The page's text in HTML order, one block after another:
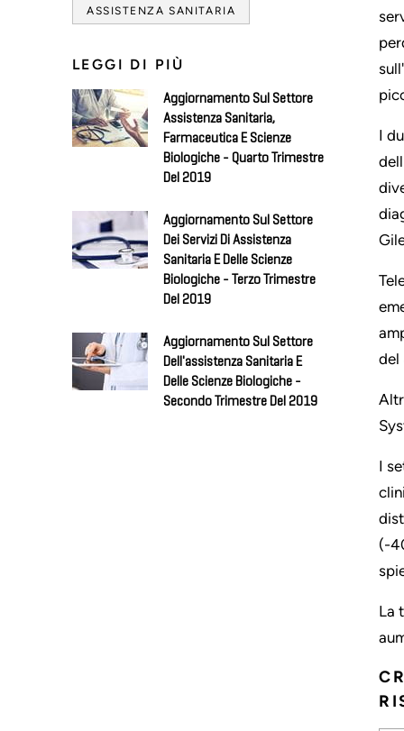
ASSISTENZA SANITARIA
LEGGI DI PIÙ
Aggiornamento Sul Settore
Assistenza Sanitaria,
Farmaceutica E Scienze
Biologiche - Quarto Trimestre
Del 2019
Aggiornamento Sul Settore
Dei Servizi Di Assistenza
Sanitaria E Delle Scienze
Biologiche - Terzo Trimestre
Del 2019
Aggiornamento Sul Settore
Dell'assistenza Sanitaria E
Delle Scienze Biologiche -
Secondo Trimestre Del 2019
I
del
I
(-
La